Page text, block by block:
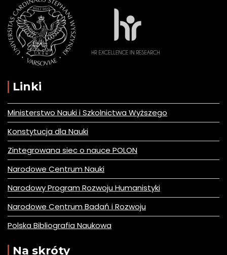
Linki
Ministerstwo Nauki i Szkolnictwa Wyższego
Konstytucja dla Nauki
Zintegrowana siec o nauce POLON
Narodowe Centrum Nauki
Narodowy Program Rozwoju Humanistyki
Narodowe Centrum Badań i Rozwoju
Polska Bibliografia Naukowa
Na skróty